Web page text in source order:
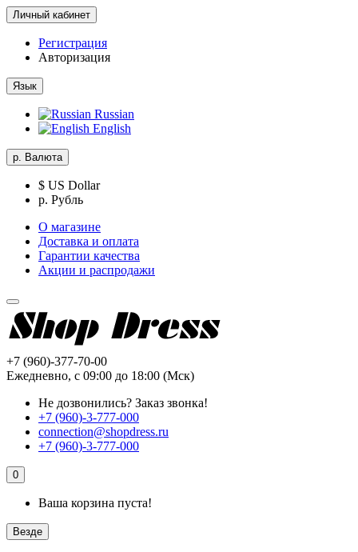
Личный кабинет
Регистрация
Авторизация
Язык
Russian
English
р. Валюта
$ US Dollar
р. Рубль
О магазине
Доставка и оплата
Гарантии качества
Акции и распродажи
+7 (960)-377-70-00
Ежедневно, с 09:00 до 18:00 (Мск)
Не дозвонились? Заказ звонка!
+7 (960)-3-777-000
connection@shopdress.ru
+7 (960)-3-777-000
0
Ваша корзина пуста!
Везде